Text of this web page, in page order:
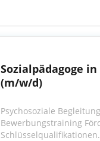
Sozialpädagoge
(m/w/d)
Psychosoziale
Bewerbungstraining